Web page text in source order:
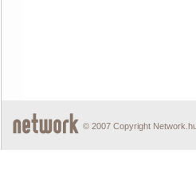
© 2007 Copyright